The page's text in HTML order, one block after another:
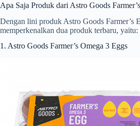
Apa Saja Produk dari Astro Goods
Dengan lini produk Astro Goods Farmer’s
memperkenalkan dua produk terbaru, yaitu:
1. Astro Goods Farmer’s Omega 3 Eggs